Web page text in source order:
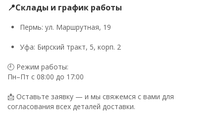
📍Склады и график работы
Пермь: ул. Маршрутная, 19
Уфа: Бирский тракт, 5, корп. 2
🕘 Режим работы:
Пн–Пт с 08:00 до 17:00
📩 Оставьте заявку — и мы свяжемся с вами для
согласования всех деталей доставки.